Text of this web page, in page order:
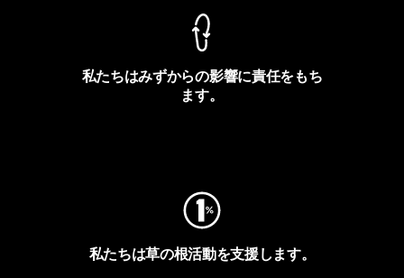
私たちはみずからの影響に責任をもち
ます。
私たちは草の根活動を支援します。